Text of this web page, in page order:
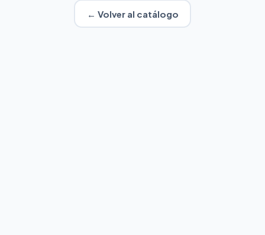
← Volver al catálogo